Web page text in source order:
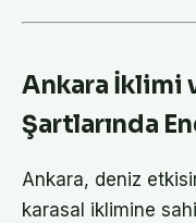
Ankara İklimi
Şartlarında
Ankara, deniz
karasal iklimine